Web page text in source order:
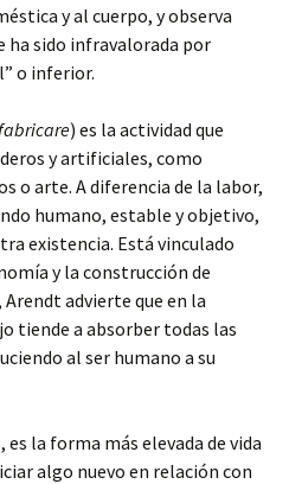
y al cuerpo, y observa
sido infravalorada por
o inferior.
) es la actividad que
y artificiales, como
o arte. A diferencia de la labor,
humano, estable y objetivo,
existencia. Está vinculado
y la construcción de
advierte que en la
tiende a absorber todas las
al ser humano a su
es la forma más elevada de vida
algo nuevo en relación con